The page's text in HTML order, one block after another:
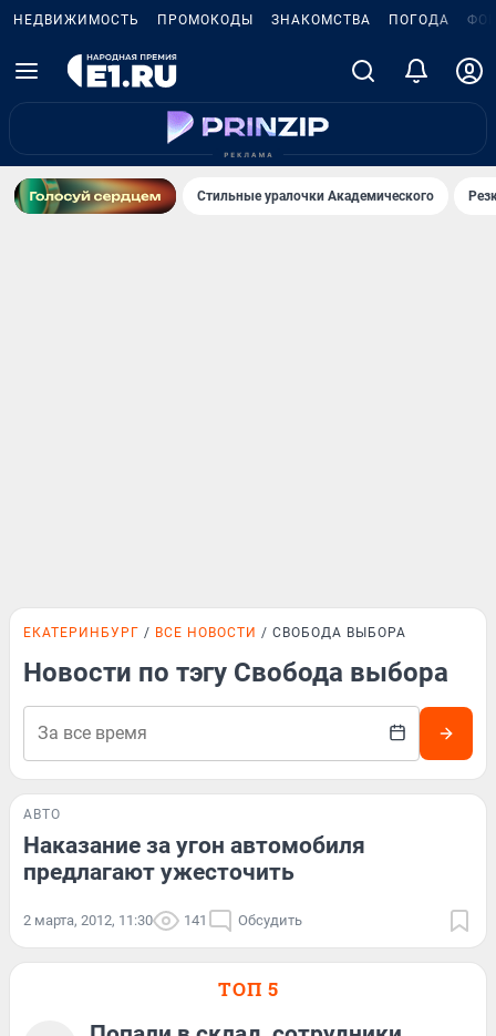
НЕДВИЖИМОСТЬ ПРОМОКОДЫ ЗНАКОМСТВА ПОГОДА
Стильные уралочки Академического
ЕКАТЕРИНБУРГ ВСЕ НОВОСТИ СВОБОДА ВЫБОРА
Новости по тэгу Свобода выбора
АВТО
Наказание за угон автомобиля
предлагают ужесточить
2 марта, 2012, 11:30 141 Обсудить
ТОП 5